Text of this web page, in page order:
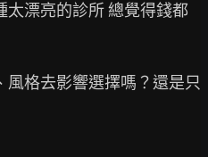
太漂亮的診所 總覺得錢都
格去影響選擇嗎？還是只